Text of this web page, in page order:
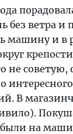
без ветра и
машину и в
не
В
были на